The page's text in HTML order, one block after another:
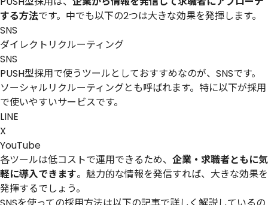
する方法です。中でも以下の2つは大きな効果を発揮します。
SNS
ダイレクトリクルーティング
SNS
PUSH型採用で使うツールとしておすすめなのが、SNSです。
ソーシャルリクルーティングとも呼ばれます。特に以下が採用
で使いやすいサービスです。
LINE
X
YouTube
各ツールは低コストで運用できるため、 企業・求職者ともに気
軽に導入できます。魅力的な情報を発信すれば、大きな効果を
発揮するでしょう。